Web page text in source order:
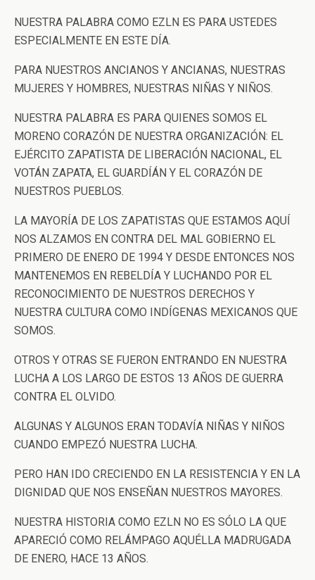
NUESTRA PALABRA COMO EZLN ES PARA USTEDES
ESPECIALMENTE EN ESTE DÍA.
PARA NUESTROS ANCIANOS Y ANCIANAS, NUESTRAS
MUJERES Y HOMBRES, NUESTRAS NIÑAS Y NIÑOS.
NUESTRA PALABRA ES PARA QUIENES SOMOS EL
MORENO CORAZÓN DE NUESTRA ORGANIZACIÓN: EL
EJÉRCITO ZAPATISTA DE LIBERACIÓN NACIONAL, EL
VOTÁN ZAPATA, EL GUARDÍÁN Y EL CORAZÓN DE
NUESTROS PUEBLOS.
LA MAYORÍA DE LOS ZAPATISTAS QUE ESTAMOS AQUÍ
NOS ALZAMOS EN CONTRA DEL MAL GOBIERNO EL
PRIMERO DE ENERO DE 1994 Y DESDE ENTONCES NOS
MANTENEMOS EN REBELDÍA Y LUCHANDO POR EL
RECONOCIMIENTO DE NUESTROS DERECHOS Y
NUESTRA CULTURA COMO INDÍGENAS MEXICANOS QUE
SOMOS.
OTROS Y OTRAS SE FUERON ENTRANDO EN NUESTRA
LUCHA A LOS LARGO DE ESTOS 13 AÑOS DE GUERRA
CONTRA EL OLVIDO.
ALGUNAS Y ALGUNOS ERAN TODAVÍA NIÑAS Y NIÑOS
CUANDO EMPEZÓ NUESTRA LUCHA.
PERO HAN IDO CRECIENDO EN LA RESISTENCIA Y EN LA
DIGNIDAD QUE NOS ENSEÑAN NUESTROS MAYORES.
NUESTRA HISTORIA COMO EZLN NO ES SÓLO LA QUE
APARECIÓ COMO RELÁMPAGO AQUÉLLA MADRUGADA
DE ENERO, HACE 13 AÑOS.